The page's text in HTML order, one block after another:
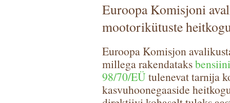
Euroopa Komisjoni
mootorikütuste
Euroopa Komisjon
millega rakendataks
98/70/EÜ tulenevat tarnija
kasvuhoonegaaside